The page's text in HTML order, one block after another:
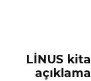
LİNUS